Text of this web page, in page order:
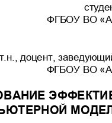
с
ФГБОУ ВО
доцент,
ФГБОУ ВО
ЭФФ
Й